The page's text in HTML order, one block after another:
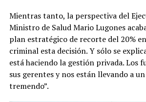
Mientras tanto, la perspectiva del
Ministro de Salud Mario Lugones
plan estratégico de recorte del 20%
criminal esta decisión. Y sólo se
está haciendo la gestión privada. Los
sus gerentes y nos están llevando a
tremendo”.